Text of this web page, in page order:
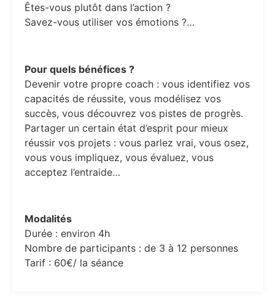
Êtes-vous plutôt dans l’action ?
Savez-vous utiliser vos émotions ?…
Pour quels bénéfices ?
Devenir votre propre coach : vous identifiez vos
capacités de réussite, vous modélisez vos
succès, vous découvrez vos pistes de progrès.
Partager un certain état d’esprit pour mieux
réussir vos projets : vous parlez vrai, vous osez,
vous vous impliquez, vous évaluez, vous
acceptez l’entraide…
Modalités
Durée : environ 4h
Nombre de participants : de 3 à 12 personnes
Tarif : 60€/ la séance